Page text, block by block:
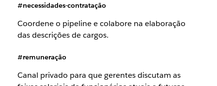
#necessidades-contratação
Coordene o pipeline e colabore na elaboração
das descrições de cargos.
#remuneração
Canal privado para que gerentes discutam as